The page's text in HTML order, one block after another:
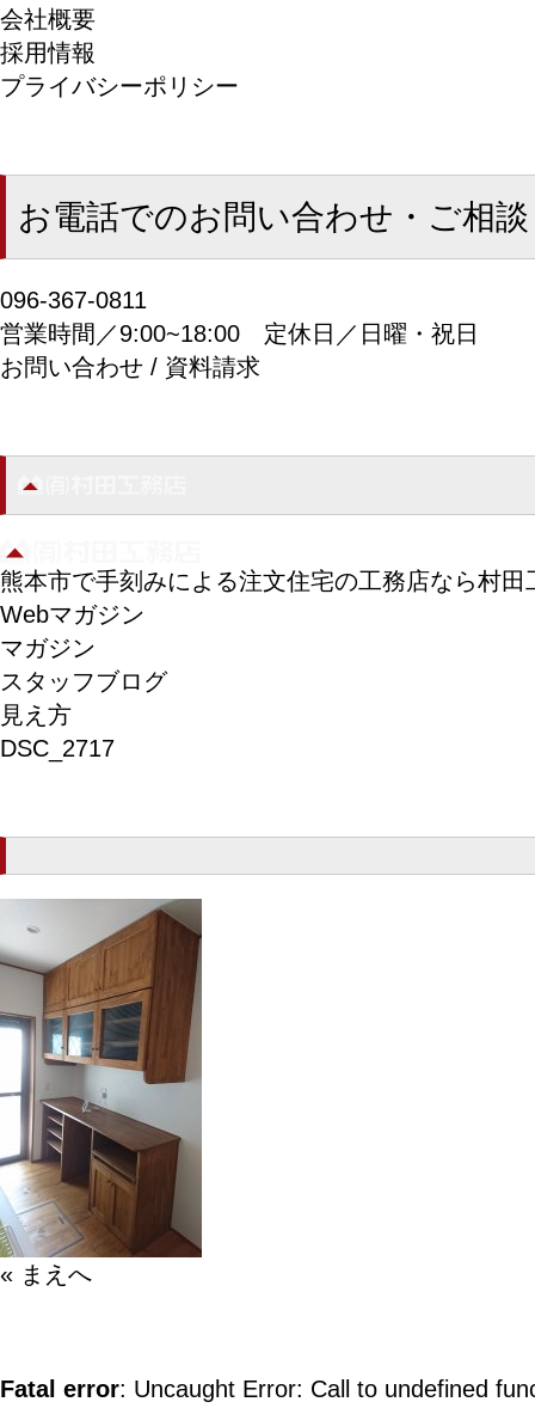
会社概要
採用情報
プライバシーポリシー
お電話でのお問い合わせ・ご相談
096-367-0811
営業時間／9:00~18:00 定休日／日曜・祝日
お問い合わせ / 資料請求
熊本市で手刻みによる注文住宅の工務店なら村田
Webマガジン
マガジン
スタッフブログ
見え方
DSC_2717
« まえへ
Fatal error: Uncaught Error: Call to undefined